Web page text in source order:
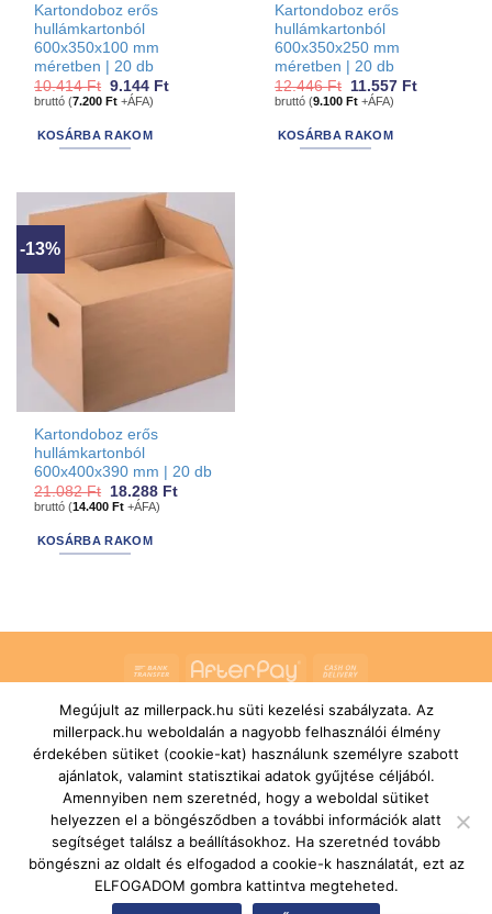
Kartondoboz erős
hullámkartonból
600x350x100 mm
méretben | 20 db
10.414Ft Original
price
10.414 Ft.
9.144 FtCurrent
bruttó (7.200Ft +ÁFA)
KOSÁRBA RAKOM
Kartondoboz erős
hullámkartonból
600x350x250 mm
méretben | 20 db
12.446Ft Original
price
12.446 Ft.
11.557 FtCurrent
bruttó (9.100Ft +ÁFA)
KOSÁRBA RAKOM
-13%
Kartondoboz erős
hullámkartonból
600x400x390 mm | 20 db
21.082Ft Original
price
21.082 Ft.
18.288 FtCurrent
bruttó (14.400 Ft +ÁFA)
KOSÁRBA RAKOM
Bank
AfterPay
Delivery
RÓLUNK
ÁLTALÁNOS SZERZŐDÉSI FELTÉTELEK
SZÁLLÍTÁSI ÉS FIZETÉSI FELTÉTELEK
JOGI NYILATKOZAT
IMPRESSZUM
KAPCSOLAT
ÜGYFÉLSZOLGÁLAT
FELIRATKOZÁS HÍRLEVÉLRE
Copyright 2026 © MILLERPACK.HUPowered byPrintroom Bt. -
Hungary
Megújult az millerpack.hu süti kezelési szabályzata. Az
millerpack.hu weboldalán a nagyobb felhasználói élmény
érdekében sütiket (cookie-kat) használunk személyre szabott
ajánlatok, valamint statisztikai adatok gyűjtése céljából.
Amennyiben nem szeretnéd, hogy a weboldal sütiket
helyezzen el a böngésződben a további információk alatt
segítséget találsz a beállításokhoz. Ha szeretnéd tovább
böngészni az oldalt és elfogadod a cookie-k használatát, ezt az
ELFOGADOM gombra kattintva megteheted.